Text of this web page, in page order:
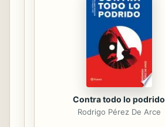
Contra todo lo podrido
Rodrigo Pérez De Arce